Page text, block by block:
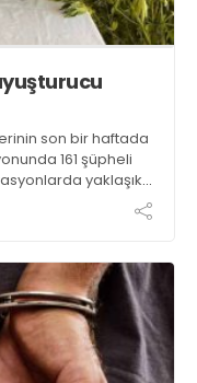
son bir haftada
161 şüpheli
yaklaşık
kenevir bitkisi